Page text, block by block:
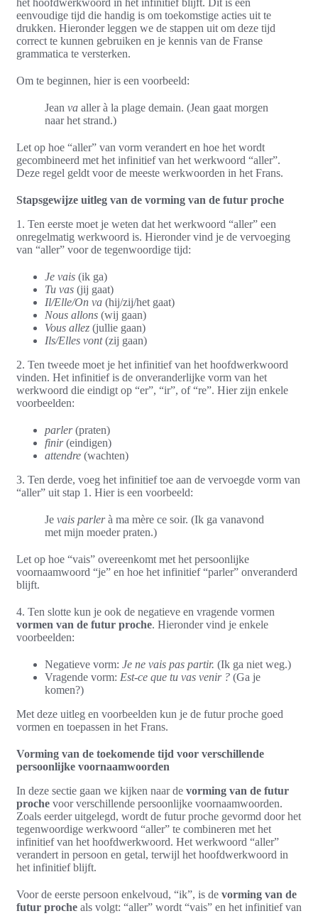
het hoofdwerkwoord in het infinitief blijft. Dit is een
eenvoudige tijd die handig is om toekomstige acties uit te
drukken. Hieronder leggen we de stappen uit om deze tijd
correct te kunnen gebruiken en je kennis van de Franse
grammatica te versterken.
Om te beginnen, hier is een voorbeeld:
Jean va aller à la plage demain. (Jean gaat morgen
naar het strand.)
Let op hoe “aller” van vorm verandert en hoe het wordt
gecombineerd met het infinitief van het werkwoord “aller”.
Deze regel geldt voor de meeste werkwoorden in het Frans.
Stapsgewijze uitleg van de vorming van de futur proche
1. Ten eerste moet je weten dat het werkwoord “aller” een
onregelmatig werkwoord is. Hieronder vind je de vervoeging
van “aller” voor de tegenwoordige tijd:
Je vais (ik ga)
Tu vas (jij gaat)
Il/Elle/On va (hij/zij/het gaat)
Nous allons (wij gaan)
Vous allez (jullie gaan)
Ils/Elles vont(zij gaan)
2. Ten tweede moet je het infinitief van het hoofdwerkwoord
vinden. Het infinitief is de onveranderlijke vorm van het
werkwoord die eindigt op “er”, “ir”, of “re”. Hier zijn enkele
voorbeelden:
parler(praten)
finir(eindigen)
attendre (wachten)
3. Ten derde, voeg het infinitief toe aan de vervoegde vorm van
“aller” uit stap 1. Hier is een voorbeeld:
Je vais parlerà ma mère ce soir. (Ik ga vanavond
met mijn moeder praten.)
Let op hoe “vais” overeenkomt met het persoonlijke
voornaamwoord “je” en hoe het infinitief “parler” onveranderd
blijft.
4. Ten slotte kun je ook de negatieve en vragende vormen
vormen van de futur proche. Hieronder vind je enkele
voorbeelden:
Negatieve vorm: Je ne vais pas partir. (Ik ga niet weg.)
Vragende vorm: Est-ce que tu vas venir ? (Ga je
komen?)
Met deze uitleg en voorbeelden kun je de futur proche goed
vormen en toepassen in het Frans.
Vorming van de toekomende tijd voor verschillende
persoonlijke voornaamwoorden
In deze sectie gaan we kijken naar de vorming van de futur
proche voor verschillende persoonlijke voornaamwoorden.
Zoals eerder uitgelegd, wordt de futur proche gevormd door het
tegenwoordige werkwoord “aller” te combineren met het
infinitief van het hoofdwerkwoord. Het werkwoord “aller”
verandert in persoon en getal, terwijl het hoofdwerkwoord in
het infinitief blijft.
Voor de eerste persoon enkelvoud, “ik”, is de vorming van de
futur proche als volgt: “aller” wordt “vais” en het infinitief van